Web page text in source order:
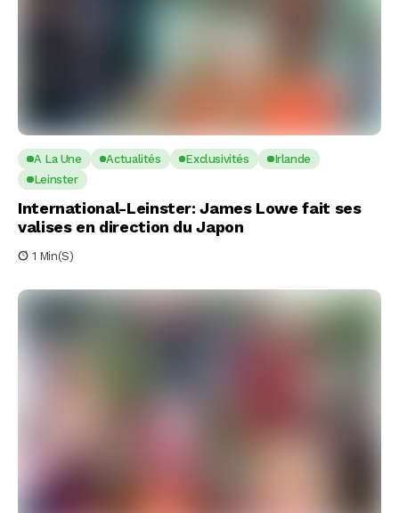
A La Une Actualités Exclusivités
Irlande
Leinster
International-Leinster: James Lowe fait ses
valises en direction du Japon
1 Min(s)